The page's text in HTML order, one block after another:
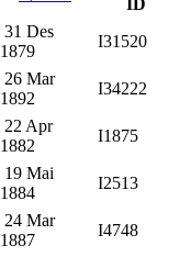
ID
31 Des
1879
I31520
26 Mar
1892
I34222
22 Apr
1882
I1875
19 Mai
1884
I2513
24 Mar
1887
I4748